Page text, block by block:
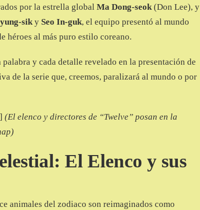
por la estrella global Ma Dong-seok(Don Lee), y
siky Seo In-guk, el equipo presentó al mundo
héroes al más puro estilo coreano.
palabra y cada detalle revelado en la presentación de
de la serie que, creemos, paralizará al mundo o por
(El elenco y directores de “Twelve” posan en la
El Elenco y sus
animales del zodiaco son reimaginados como